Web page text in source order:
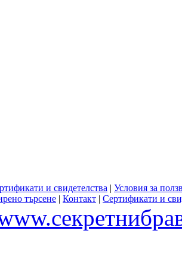
и свидетелства | Условия за
търсене | Контакт | Сертификати и